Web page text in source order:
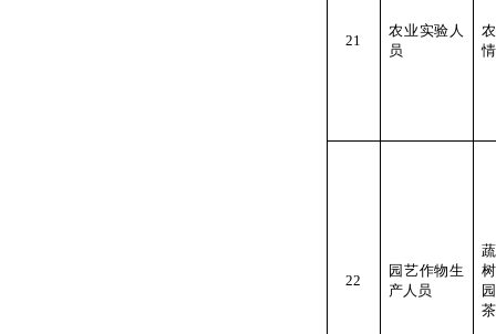
21
农业实验人
员
22
园艺作物生
产人员